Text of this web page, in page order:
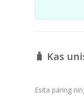
🧳 Kas
Esita päring